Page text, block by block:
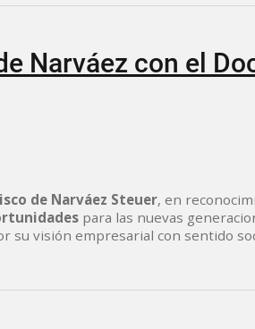
Narváez con el
de Narváez Steuer, en
para las nuevas
su visión empresarial con sentido